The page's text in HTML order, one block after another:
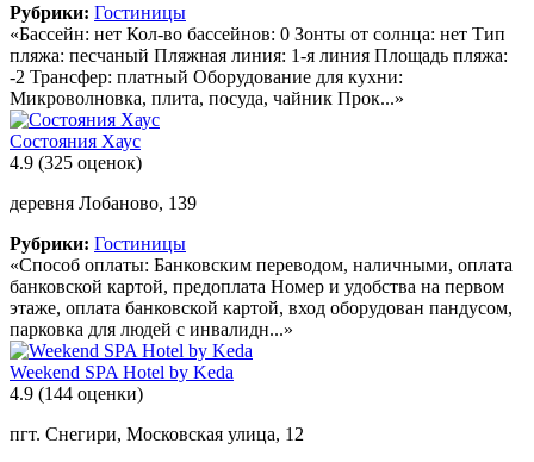
Рубрики: Гостиницы
«Бассейн: нет Кол-во бассейнов: 0 Зонты от солнца: нет Тип
пляжа: песчаный Пляжная линия: 1-я линия Площадь пляжа:
-2 Трансфер: платный Оборудование для кухни:
Микроволновка, плита, посуда, чайник Прок...»
Состояния Хаус
4.9 (325 оценок)
деревня Лобаново, 139
Рубрики: Гостиницы
«Способ оплаты: Банковским переводом, наличными, оплата
банковской картой, предоплата Номер и удобства на первом
этаже, оплата банковской картой, вход оборудован пандусом,
парковка для людей с инвалидн...»
Weekend SPA Hotel by Keda
4.9 (144 оценки)
пгт. Снегири, Московская улица, 12